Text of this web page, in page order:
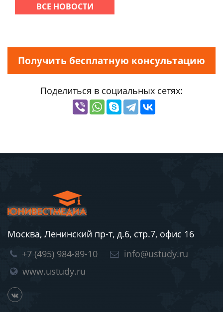
ВСЕ НОВОСТИ
Получить бесплатную консультацию
Поделиться в социальных сетях:
Москва, Ленинский пр-т, д.6, стр.7, офис 16
+7 (495) 984-89-10
info@ustudy.ru
www.ustudy.ru